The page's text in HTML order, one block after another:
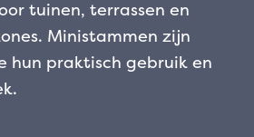
tuinen, terrassen en
Ministammen zijn
hun praktisch gebruik en